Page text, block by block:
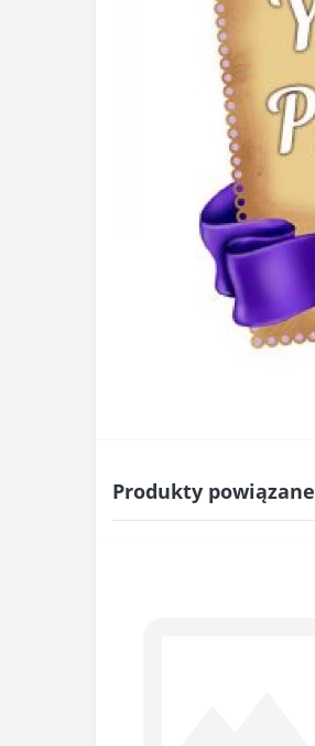
Produkty powiązane